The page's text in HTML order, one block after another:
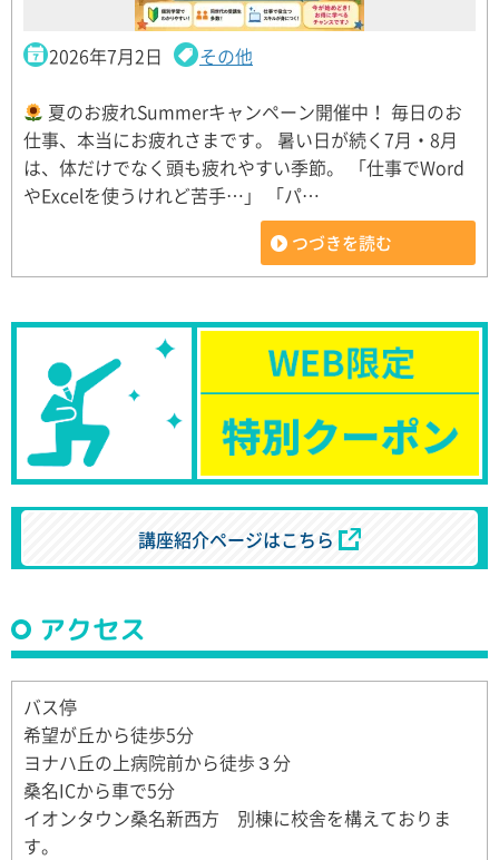
2026年7月2日 その他
夏のお疲れSummerキャンペーン開催中！ 毎日のお
仕事、本当にお疲れさまです。 暑い日が続く7月・8月
は、体だけでなく頭も疲れやすい季節。 「仕事でWord
やExcelを使うけれど苦手…」 「パ…
つづきを読む
講座紹介ページはこちら
アクセス
バス停
希望が丘から徒歩5分
ヨナハ丘の上病院前から徒歩３分
桑名ICから車で5分
イオンタウン桑名新西方 別棟に校舎を構えておりま
す。